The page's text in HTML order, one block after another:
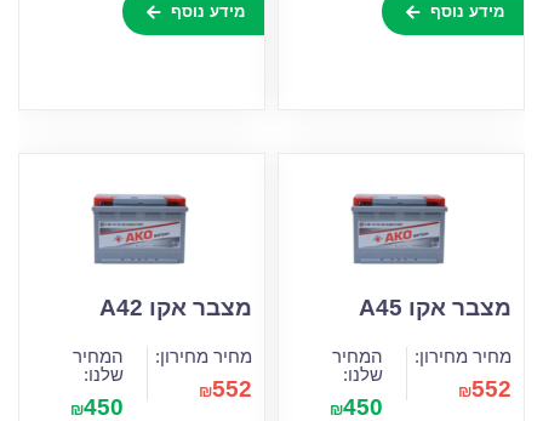
מידע נוסף מידע נוסף
מצבר אקו A45
מחיר מחירון:
₪552
המחיר
שלנו:
₪450
מצבר אקו A42
מחיר מחירון:
₪552
המחיר
שלנו:
₪450